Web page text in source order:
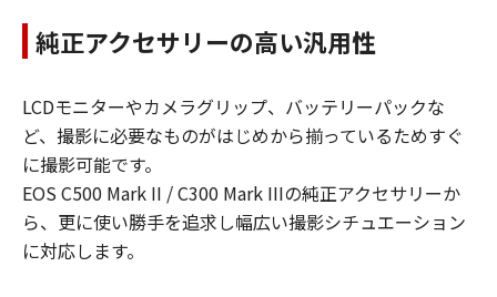
純正アクセサリーの高い汎用性
LCDモニターやカメラグリップ、バッテリーパックな
ど、撮影に必要なものがはじめから揃っているためすぐ
に撮影可能です。
EOS C500 Mark II / C300 Mark IIIの純正アクセサリーか
ら、更に使い勝手を追求し幅広い撮影シチュエーション
に対応します。